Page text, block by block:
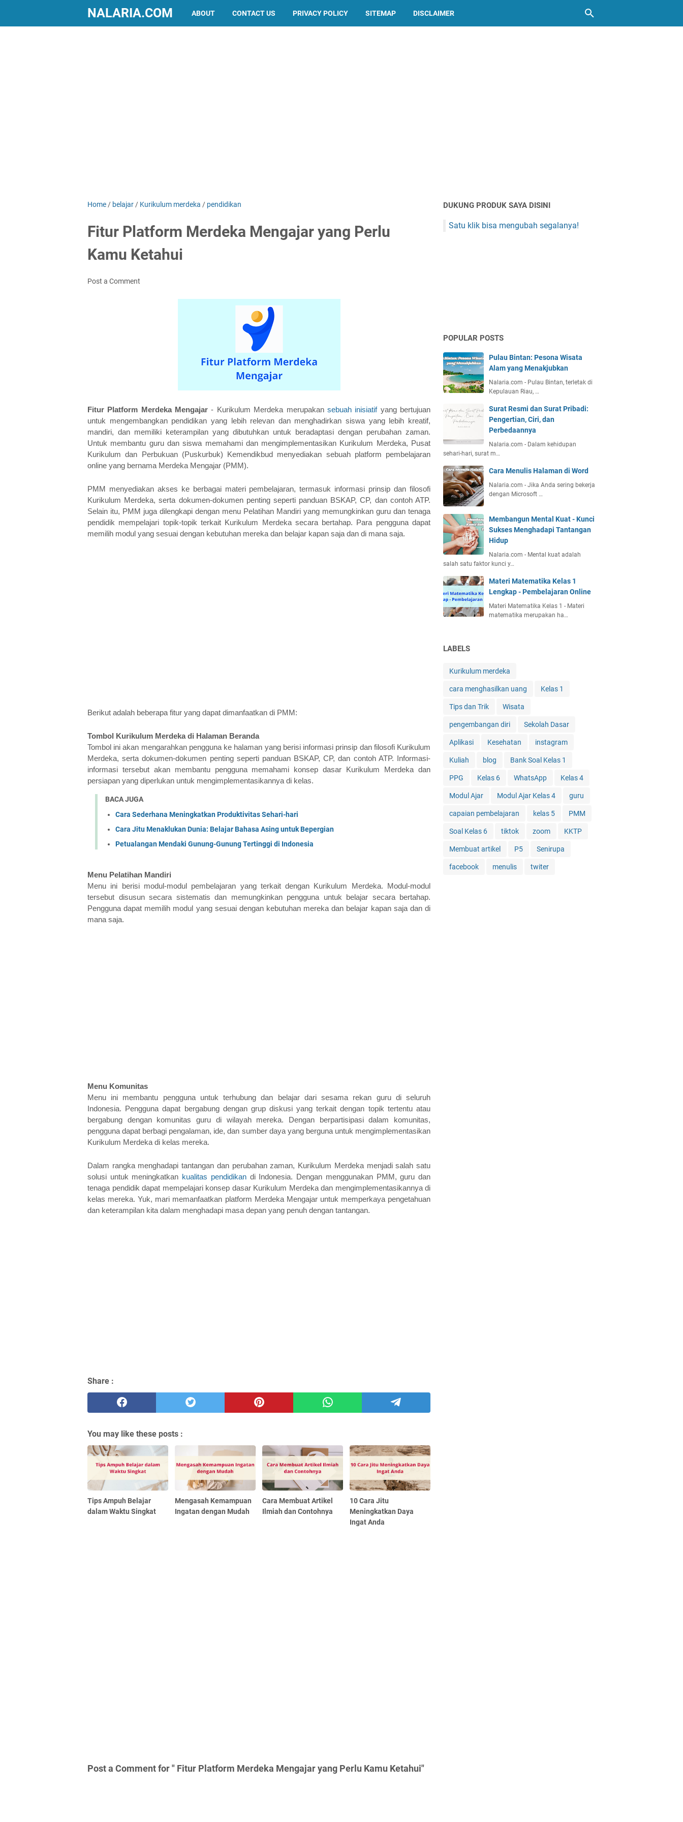
NALARIA.COM ABOUT CONTACT US PRIVACY POLICY SITEMAP DISCLAIMER
Home / belajar / Kurikulum merdeka / pendidikan
Fitur Platform Merdeka Mengajar yang Perlu
Kamu Ketahui
Post a Comment
Fitur Platform Merdeka Mengajar - Kurikulum Merdeka merupakan sebuah inisiatif yang bertujuan
untuk mengembangkan pendidikan yang lebih relevan dan menghadirkan siswa yang lebih kreatif,
mandiri, dan memiliki keterampilan yang dibutuhkan untuk beradaptasi dengan perubahan zaman.
Untuk membantu guru dan siswa memahami dan mengimplementasikan Kurikulum Merdeka, Pusat
Kurikulum dan Perbukuan (Puskurbuk) Kemendikbud menyediakan sebuah platform pembelajaran
online yang bernama Merdeka Mengajar (PMM).
PMM menyediakan akses ke berbagai materi pembelajaran, termasuk informasi prinsip dan filosofi
Kurikulum Merdeka, serta dokumen-dokumen penting seperti panduan BSKAP, CP, dan contoh ATP.
Selain itu, PMM juga dilengkapi dengan menu Pelatihan Mandiri yang memungkinkan guru dan tenaga
pendidik mempelajari topik-topik terkait Kurikulum Merdeka secara bertahap. Para pengguna dapat
memilih modul yang sesuai dengan kebutuhan mereka dan belajar kapan saja dan di mana saja.
Berikut adalah beberapa fitur yang dapat dimanfaatkan di PMM:
Tombol Kurikulum Merdeka di Halaman Beranda
Tombol ini akan mengarahkan pengguna ke halaman yang berisi informasi prinsip dan filosofi Kurikulum
Merdeka, serta dokumen-dokumen penting seperti panduan BSKAP, CP, dan contoh ATP. Informasi-
informasi tersebut akan membantu pengguna memahami konsep dasar Kurikulum Merdeka dan
persiapan yang diperlukan untuk mengimplementasikannya di kelas.
BACA JUGA
Cara Sederhana Meningkatkan Produktivitas Sehari-hari
Cara Jitu Menaklukan Dunia: Belajar Bahasa Asing untuk Bepergian
Petualangan Mendaki Gunung-Gunung Tertinggi di Indonesia
Menu Pelatihan Mandiri
Menu ini berisi modul-modul pembelajaran yang terkait dengan Kurikulum Merdeka. Modul-modul
tersebut disusun secara sistematis dan memungkinkan pengguna untuk belajar secara bertahap.
Pengguna dapat memilih modul yang sesuai dengan kebutuhan mereka dan belajar kapan saja dan di
mana saja.
Menu Komunitas
Menu ini membantu pengguna untuk terhubung dan belajar dari sesama rekan guru di seluruh
Indonesia. Pengguna dapat bergabung dengan grup diskusi yang terkait dengan topik tertentu atau
bergabung dengan komunitas guru di wilayah mereka. Dengan berpartisipasi dalam komunitas,
pengguna dapat berbagi pengalaman, ide, dan sumber daya yang berguna untuk mengimplementasikan
Kurikulum Merdeka di kelas mereka.
Dalam rangka menghadapi tantangan dan perubahan zaman, Kurikulum Merdeka menjadi salah satu
solusi untuk meningkatkan kualitas pendidikan di Indonesia. Dengan menggunakan PMM, guru dan
tenaga pendidik dapat mempelajari konsep dasar Kurikulum Merdeka dan mengimplementasikannya di
kelas mereka. Yuk, mari memanfaatkan platform Merdeka Mengajar untuk memperkaya pengetahuan
dan keterampilan kita dalam menghadapi masa depan yang penuh dengan tantangan.
Share :
You may like these posts :
Tips Ampuh Belajar
dalam Waktu Singkat
Mengasah Kemampuan
Ingatan dengan Mudah
Cara Membuat Artikel
Ilmiah dan Contohnya
10 Cara Jitu
Meningkatkan Daya
Ingat Anda
Post a Comment for " Fitur Platform Merdeka Mengajar yang Perlu Kamu Ketahui"
DUKUNG PRODUK SAYA DISINI
Satu klik bisa mengubah segalanya!
POPULAR POSTS
Pulau Bintan: Pesona Wisata
Alam yang Menakjubkan
Nalaria.com - Pulau Bintan, terletak di
Kepulauan Riau, …
Surat Resmi dan Surat Pribadi:
Pengertian, Ciri, dan
Perbedaannya
Nalaria.com - Dalam kehidupan
sehari-hari, surat m…
Cara Menulis Halaman di Word
Nalaria.com - Jika Anda sering bekerja
dengan Microsoft …
Membangun Mental Kuat - Kunci
Sukses Menghadapi Tantangan
Hidup
Nalaria.com - Mental kuat adalah
salah satu faktor kunci y…
Materi Matematika Kelas 1
Lengkap - Pembelajaran Online
Materi Matematika Kelas 1 - Materi
matematika merupakan ha…
LABELS
Kurikulum merdeka
cara menghasilkan uang Kelas 1
Tips dan Trik Wisata
pengembangan diri Sekolah Dasar
Aplikasi Kesehatan instagram
Kuliah blog Bank Soal Kelas 1
PPG Kelas 6 WhatsApp Kelas 4
Modul Ajar Modul Ajar Kelas 4 guru
capaian pembelajaran kelas 5 PMM
Soal Kelas 6 tiktok zoom KKTP
Membuat artikel P5 Senirupa
facebook menulis twiter